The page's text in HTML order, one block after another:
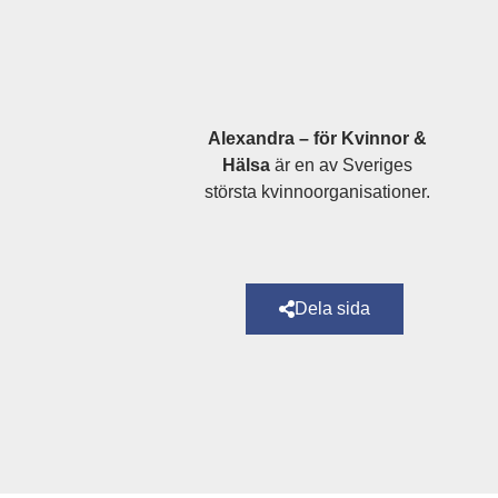
Alexandra – för Kvinnor &
Hälsaär en av Sveriges
största kvinnoorganisationer.
Dela sida